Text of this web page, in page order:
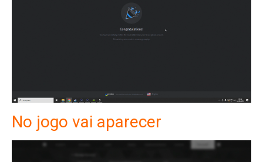
No jogo vai aparecer